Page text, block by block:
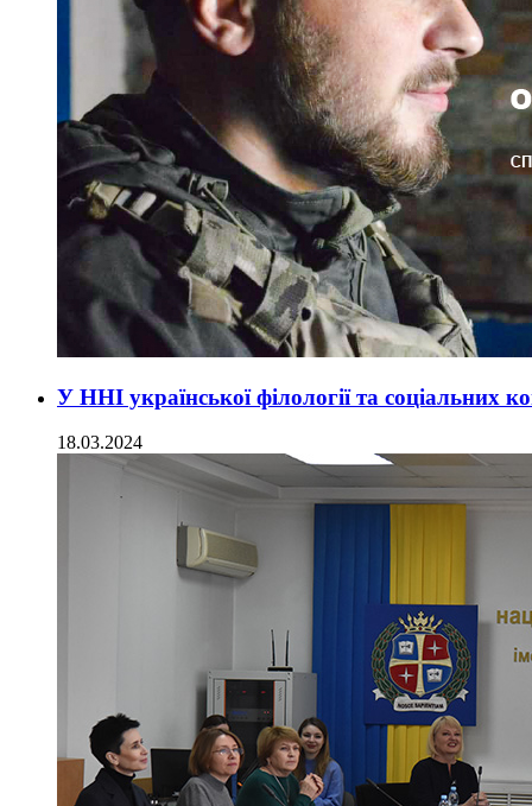
У ННІ української філології та соціальних
18.03.2024